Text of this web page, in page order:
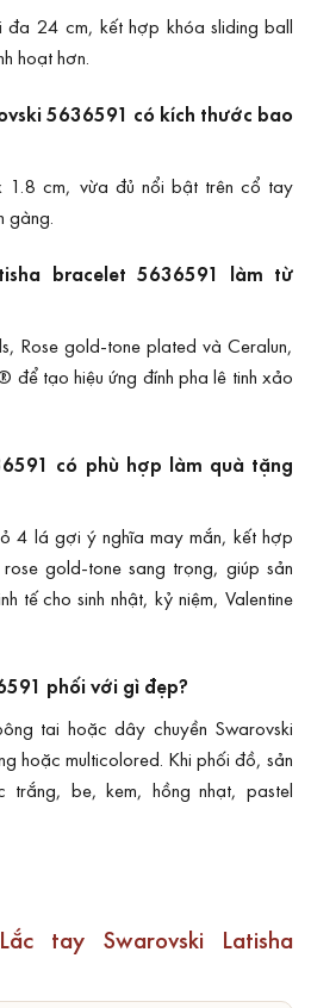
đa 24 cm, kết hợp khóa sliding ball
hoạt hơn.
5636591 có kích thước bao
cm, vừa đủ nổi bật trên cổ tay
gàng.
bracelet 5636591 làm từ
Rose gold-tone plated và Ceralun,
để tạo hiệu ứng đính pha lê tinh xảo
có phù hợp làm quà tặng
4 lá gợi ý nghĩa may mắn, kết hợp
gold-tone sang trọng, giúp sản
tế cho sinh nhật, kỷ niệm, Valentine
phối với gì đẹp?
tai hoặc dây chuyền Swarovski
hoặc multicolored. Khi phối đồ, sản
trắng, be, kem, hồng nhạt, pastel
Lắc tay Swarovski Latisha